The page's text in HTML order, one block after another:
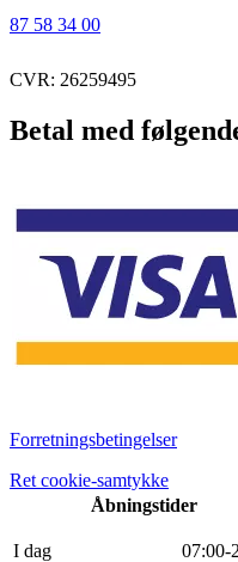
87 58 34 00
CVR: 26259495
Betal med
Forretningsbetingelser
Ret cookie-samtykke
Åbningstider
I dag 07:00-